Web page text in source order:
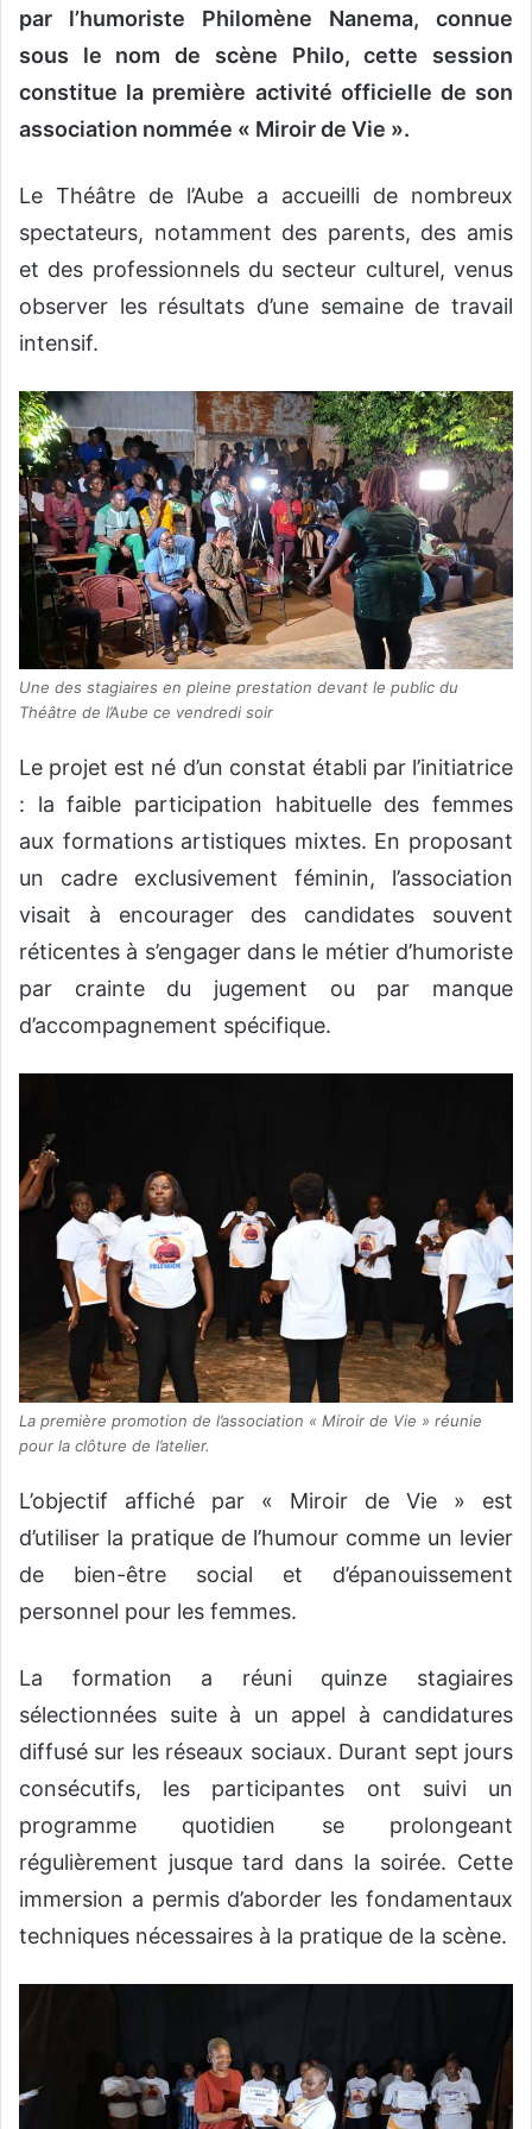
par l’humoriste Philomène Nanema, connue
sous le nom de scène Philo, cette session
constitue la première activité officielle de son
association nommée « Miroir de Vie ».
Le Théâtre de l’Aube a accueilli de nombreux
spectateurs, notamment des parents, des amis
et des professionnels du secteur culturel, venus
observer les résultats d’une semaine de travail
intensif.
Une des stagiaires en pleine prestation devant le public du
Théâtre de l’Aube ce vendredi soir
Le projet est né d’un constat établi par l’initiatrice
: la faible participation habituelle des femmes
aux formations artistiques mixtes. En proposant
un cadre exclusivement féminin, l’association
visait à encourager des candidates souvent
réticentes à s’engager dans le métier d’humoriste
par crainte du jugement ou par manque
d’accompagnement spécifique.
La première promotion de l’association « Miroir de Vie » réunie
pour la clôture de l’atelier.
L’objectif affiché par « Miroir de Vie » est
d’utiliser la pratique de l’humour comme un levier
de bien-être social et d’épanouissement
personnel pour les femmes.
La formation a réuni quinze stagiaires
sélectionnées suite à un appel à candidatures
diffusé sur les réseaux sociaux. Durant sept jours
consécutifs, les participantes ont suivi un
programme quotidien se prolongeant
régulièrement jusque tard dans la soirée. Cette
immersion a permis d’aborder les fondamentaux
techniques nécessaires à la pratique de la scène.